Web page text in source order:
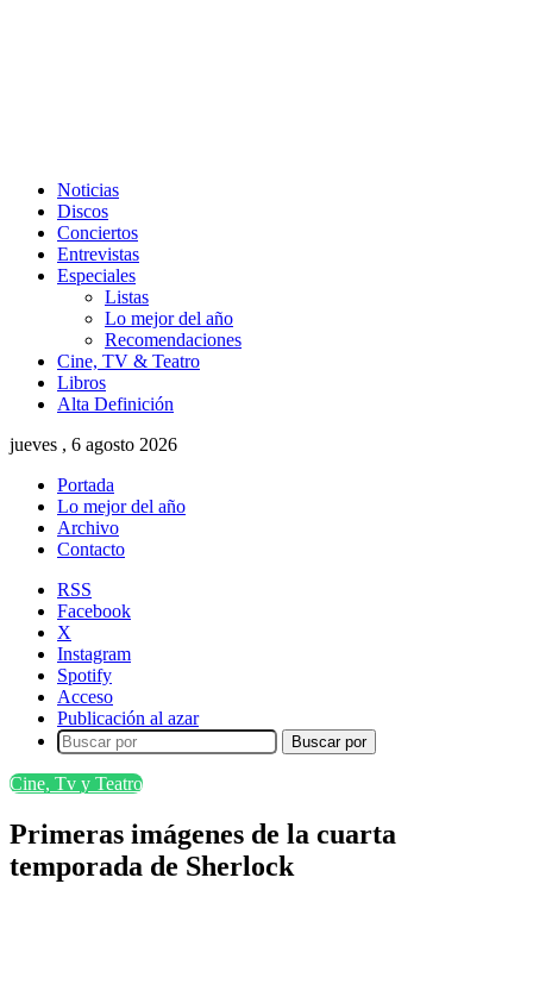
Noticias
Discos
Conciertos
Entrevistas
Especiales
Listas
Lo mejor del año
Recomendaciones
Cine, TV & Teatro
Libros
Alta Definición
jueves , 6 agosto 2026
Portada
Lo mejor del año
Archivo
Contacto
RSS
Facebook
X
Instagram
Spotify
Acceso
Publicación al azar
Buscar por
Cine, Tv y Teatro
Primeras imágenes de la cuarta
temporada de Sherlock